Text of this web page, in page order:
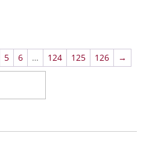
5 6 … 124 125 126 →